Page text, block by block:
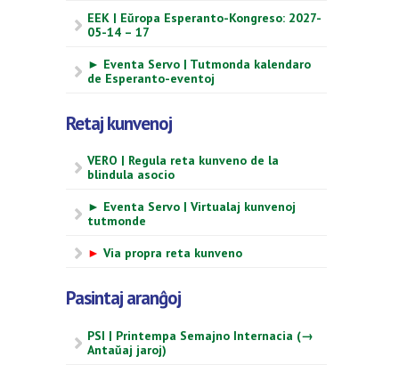
EEK | Eŭropa Esperanto-Kongreso: 2027-
05-14 – 17
► Eventa Servo | Tutmonda kalendaro
de Esperanto-eventoj
Retaj kunvenoj
VERO | Regula reta kunveno de la
blindula asocio
► Eventa Servo | Virtualaj kunvenoj
tutmonde
► Via propra reta kunveno
Pasintaj aranĝoj
PSI | Printempa Semajno Internacia (→
Antaŭaj jaroj)